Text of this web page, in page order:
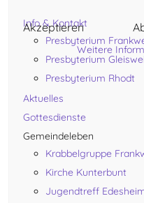
Info & Kontakt
Presbyterium
Presbyterium
Presbyterium Rhodt
Aktuelles
Gottesdienste
Gemeindeleben
Krabbelgruppe
Kirche Kunterbunt
Jugendtreff
Akzeptieren
Weitere